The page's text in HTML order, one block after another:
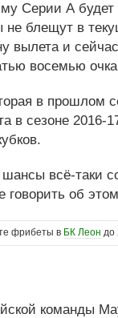
Серии А
блещут в
вылета и
восемью
в прошлом
в сезоне 2016-
всё-таки
говорить об
фрибеты в БК Леон до
команды